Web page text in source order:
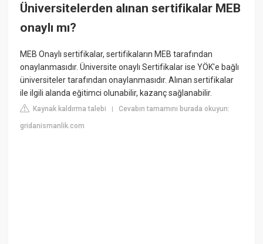
Üniversitelerden alınan sertifikalar MEB
onaylı mı?
MEB Onaylı sertifikalar, sertifikaların MEB tarafından
onaylanmasıdır. Üniversite onaylı Sertifikalar ise YÖK'e bağlı
üniversiteler tarafından onaylanmasıdır. Alınan sertifikalar
ile ilgili alanda eğitimci olunabilir, kazanç sağlanabilir.
Kaynak kaldırma talebi |Cevabın tamamını burada okuyun:
gridanismanlik.com